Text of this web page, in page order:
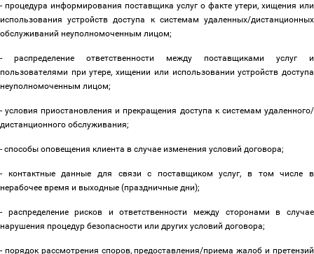
- процедура информирования поставщика услуг о факте утери, хищения или
использования устройств доступа к системам удаленных/дистанционных
обслуживаний неуполномоченным лицом;
- распределение ответственности между поставщиками услуг и
пользователями при утере, хищении или использовании устройств доступа
неуполномоченным лицом;
- условия приостановления и прекращения доступа к системам удаленного/
дистанционного обслуживания;
- способы оповещения клиента в случае изменения условий договора;
- контактные данные для связи с поставщиком услуг, в том числе в
нерабочее время и выходные (праздничные дни);
- распределение рисков и ответственности между сторонами в случае
нарушения процедур безопасности или других условий договора;
- порядок рассмотрения споров, предоставления/приема жалоб и претензий